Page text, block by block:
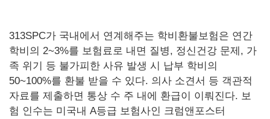
313SPC가 국내에서 연계해주는 학비환불보험은 연간
학비의 2~3%를 보험료로 내면 질병, 정신건강 문제, 가
족 위기 등 불가피한 사유 발생 시 납부 학비의
50~100%를 환불 받을 수 있다. 의사 소견서 등 객관적
자료를 제출하면 통상 수 주 내에 환급이 이뤄진다. 보
험 인수는 미국내 A등급 보험사인 크럼앤포스터